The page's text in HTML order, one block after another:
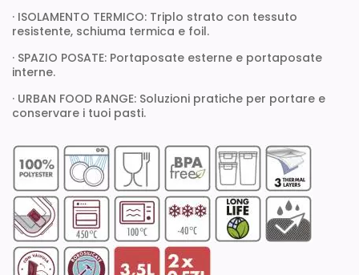
· ISOLAMENTO TERMICO: Triplo strato con tessuto
resistente, schiuma termica e foil.
· SPAZIO POSATE: Portaposate esterne e portaposate
interne.
· URBAN FOOD RANGE: Soluzioni pratiche per portare e
conservare i tuoi pasti.